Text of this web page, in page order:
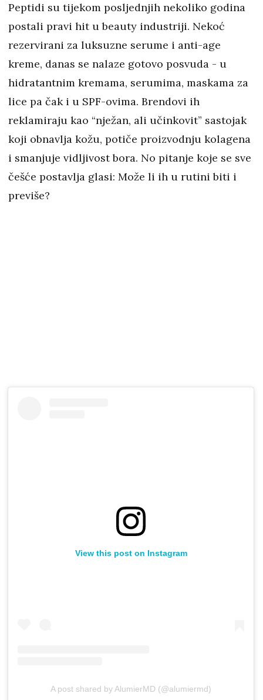
Peptidi su tijekom posljednjih nekoliko godina
postali pravi hit u beauty industriji. Nekoć
rezervirani za luksuzne serume i anti-age
kreme, danas se nalaze gotovo posvuda - u
hidratantnim kremama, serumima, maskama za
lice pa čak i u SPF-ovima. Brendovi ih
reklamiraju kao “nježan, ali učinkovit” sastojak
koji obnavlja kožu, potiče proizvodnju kolagena
i smanjuje vidljivost bora. No pitanje koje se sve
češće postavlja glasi: Može li ih u rutini biti i
previše?
View this post on Instagram
A post shared by AlumierMD (@alumiermd)